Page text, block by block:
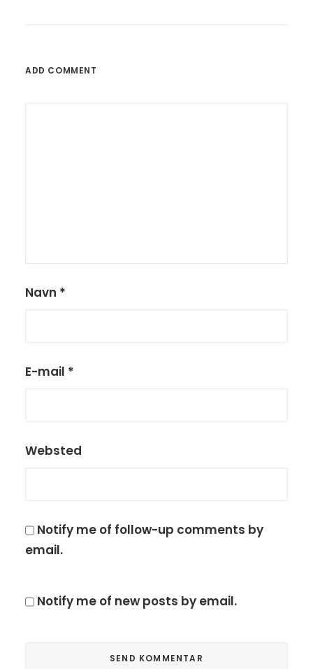
ADD COMMENT
Navn *
E-mail *
Websted
Notify me of follow-up comments by
email.
Notify me of new posts by email.